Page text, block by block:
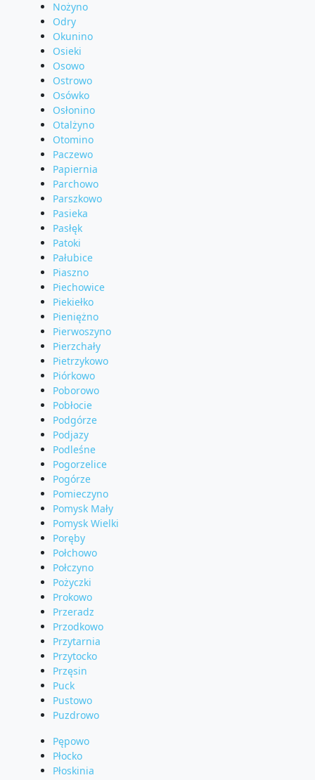
Nożyno
Odry
Okunino
Osieki
Osowo
Ostrowo
Osówko
Osłonino
Otalżyno
Otomino
Paczewo
Papiernia
Parchowo
Parszkowo
Pasieka
Pasłęk
Patoki
Pałubice
Piaszno
Piechowice
Piekiełko
Pieniężno
Pierwoszyno
Pierzchały
Pietrzykowo
Piórkowo
Poborowo
Pobłocie
Podgórze
Podjazy
Podleśne
Pogorzelice
Pogórze
Pomieczyno
Pomysk Mały
Pomysk Wielki
Poręby
Połchowo
Połczyno
Pożyczki
Prokowo
Przeradz
Przodkowo
Przytarnia
Przytocko
Przęsin
Puck
Pustowo
Puzdrowo
Pępowo
Płocko
Płoskinia